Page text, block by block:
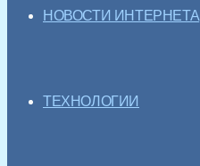
НОВОСТИ ИНТЕРНЕТА
ТЕХНОЛОГИИ